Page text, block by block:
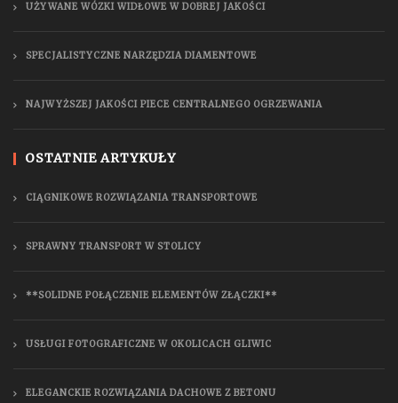
UŻYWANE WÓZKI WIDŁOWE W DOBREJ JAKOŚCI
SPECJALISTYCZNE NARZĘDZIA DIAMENTOWE
NAJWYŻSZEJ JAKOŚCI PIECE CENTRALNEGO OGRZEWANIA
OSTATNIE ARTYKUŁY
CIĄGNIKOWE ROZWIĄZANIA TRANSPORTOWE
SPRAWNY TRANSPORT W STOLICY
**SOLIDNE POŁĄCZENIE ELEMENTÓW ZŁĄCZKI**
USŁUGI FOTOGRAFICZNE W OKOLICACH GLIWIC
ELEGANCKIE ROZWIĄZANIA DACHOWE Z BETONU